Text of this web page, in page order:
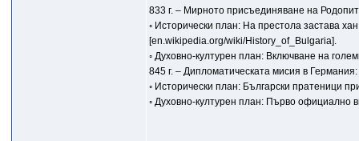
833 г. – Мирното присъединяване на
◦ Исторически план: На престола застава
[en.wikipedia.org/wiki/History_of_Bulgaria].
◦ Духовно-културен план: Включване на
845 г. – Дипломатическата мисия в Германия:
◦ Исторически план: Български пратеници
◦ Духовно-културен план: Първо официално